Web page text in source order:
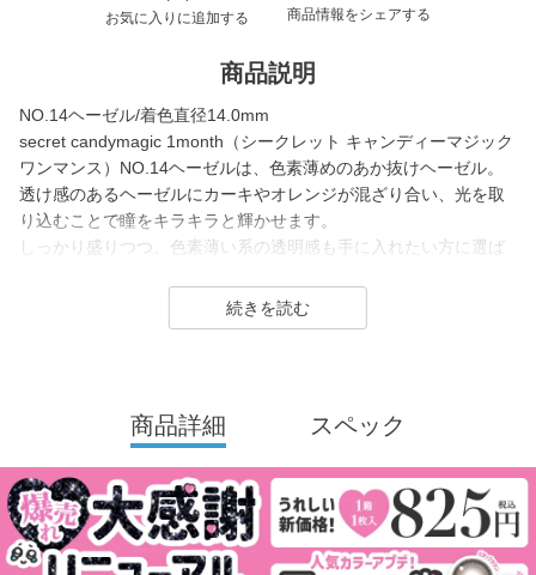
お気に入りに追加する 商品情報をシェアする
商品説明
NO.14ヘーゼル/着色直径14.0mm
secret candymagic 1month（シークレット キャンディーマジック
ワンマンス）NO.14ヘーゼルは、色素薄めのあか抜けヘーゼル。
透け感のあるヘーゼルにカーキやオレンジが混ざり合い、光を取
り込むことで瞳をキラキラと輝かせます。
しっかり盛りつつ、色素薄い系の透明感も手に入れたい方に選ば
secret candymagic 1month（シークレット キャンディーマジック
と、元祖ちゅるんカラコン「キャンマジ3番」や黒コンの代表格
「キャンマジ5番」、定番ギャルカラコンの他に水光デザインや太
フチ・細フチデザインといった、トレンド感のあるカラコンを生
み出し続けています。
商品詳細 スペック